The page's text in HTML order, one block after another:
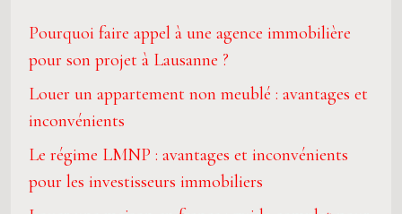
Pourquoi faire appel à une agence immobilière
pour son projet à Lausanne ?
Louer un appartement non meublé : avantages et
inconvénients
Le régime LMNP : avantages et inconvénients
pour les investisseurs immobiliers